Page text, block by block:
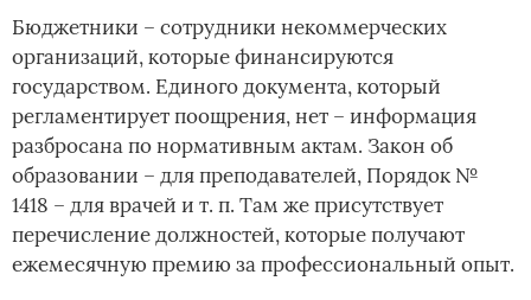
Бюджетники – сотрудники некоммерческих
организаций, которые финансируются
государством. Единого документа, который
регламентирует поощрения, нет – информация
разбросана по нормативным актам. Закон об
образовании – для преподавателей, Порядок №
1418 – для врачей и т. п. Там же присутствует
перечисление должностей, которые получают
ежемесячную премию за профессиональный опыт.